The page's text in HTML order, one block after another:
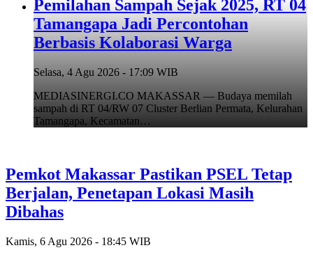
Pemilahan Sampah Sejak 2025, RT 04
Tamangapa Jadi Percontohan
Berbasis Kolaborasi Warga
Selasa, 4 Agu 2026 - 17:09 WIB
MEDIASINERGI.CO MAKASSAR — Budaya memilah
sampah di RT 04/RW 07 Cluster Berlian Permata, Kelurahan
Tamangapa, Kecamatan…
Pemkot Makassar Pastikan PSEL Tetap
Berjalan, Penetapan Lokasi Masih
Dibahas
Kamis, 6 Agu 2026 - 18:45 WIB